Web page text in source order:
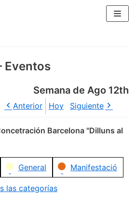
Eventos
Semana de Ago 12th
Anterior Hoy Siguiente
Barcelona "Dilluns al
General Manifestació
las categorías